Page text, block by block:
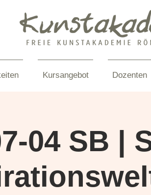
Kursangebot Dozenten
04 SB |